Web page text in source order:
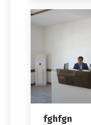
fghfgn